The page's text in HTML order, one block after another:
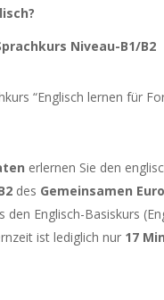
Niveau-B1/B2
“Englisch lernen für
erlernen Sie den
des Gemeinsamen
den Englisch-Basiskurs
ist lediglich nur 17